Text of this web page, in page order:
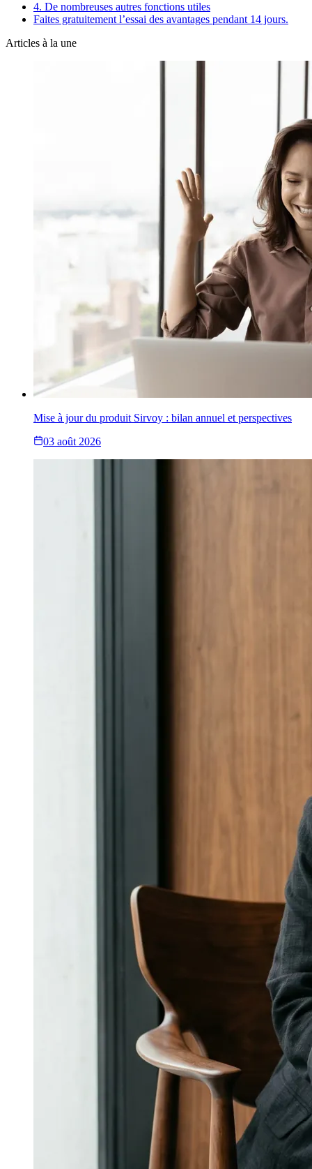
4. De nombreuses autres fonctions utiles
Faites gratuitement l’essai des avantages pendant 14 jours.
Articles à la une
Mise à jour du produit Sirvoy : bilan annuel et perspectives
03 août 2026